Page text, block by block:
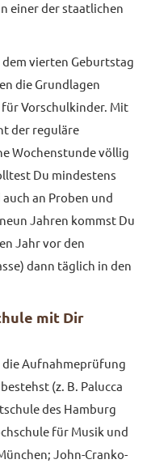
einer der staatlichen
vierten Geburtstag
die Grundlagen
Vorschulkinder. Mit
der reguläre
Wochenstunde völlig
Du mindestens
an Proben und
Jahren kommst Du
Jahr vor den
dann täglich in den
mit Dir
die Aufnahmeprüfung
(z. B. Palucca
des Hamburg
für Musik und
John-Cranko-